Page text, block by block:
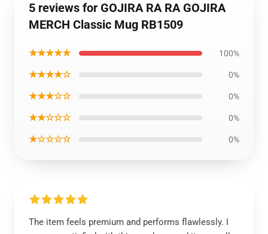
5 reviews for GOJIRA RA RA GOJIRA
MERCH Classic Mug RB1509
★★★★★ 100%
★★★★☆ 0%
★★★☆☆ 0%
★★☆☆☆ 0%
★☆☆☆☆ 0%
The item feels premium and performs flawlessly. I